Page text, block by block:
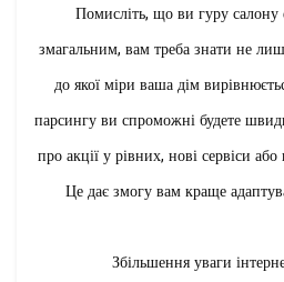
Помисліть, що ви гуру
змагальним, вам треба знати не
до якої міри ваша дім
парсингу ви спроможні будете
про акції у рівних, нові сервіси
Це дає змогу вам краще
Збільшення уваги